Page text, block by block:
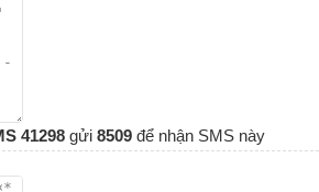
41298 gửi 8509 để nhận SMS này